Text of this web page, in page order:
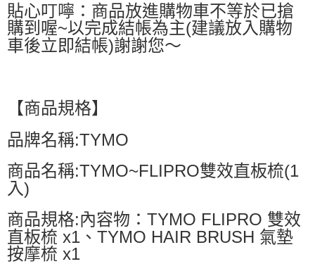
貼心叮嚀：商品放進購物車不等於已搶
購到喔~以完成結帳為主(建議放入購物
車後立即結帳)謝謝您～
【商品規格】
品牌名稱:TYMO
商品名稱:TYMO~FLIPRO雙效直板梳(1
入)
商品規格:內容物：TYMO FLIPRO 雙效
直板梳 x1、TYMO HAIR BRUSH 氣墊
按摩梳 x1